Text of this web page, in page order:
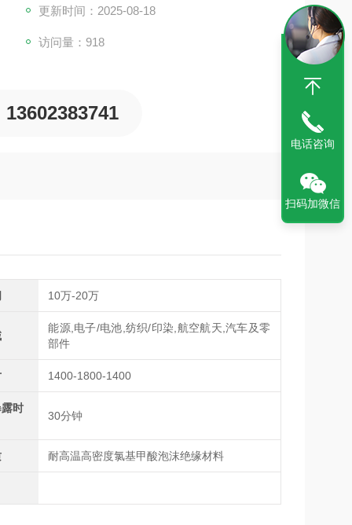
更新时间：2025-08-18
访问量：918
13602383741
10万-20万
能源,电子/电池,纺织/印染,航空航天,汽车及零
部件
1400-1800-1400
时
30分钟
耐高温高密度氯基甲酸泡沫绝缘材料
电话咨询
扫码加微信